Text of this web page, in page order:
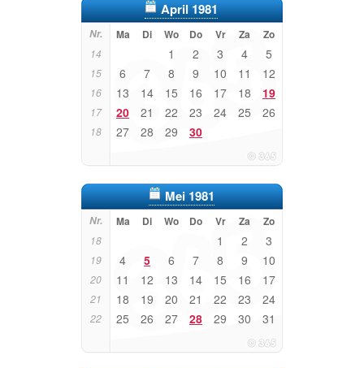
April 1981
Nr. Ma Di Wo Do Vr Za Zo
14 1 2 3 4 5
15 6 7 8 9 10 11 12
16 13 14 15 16 17 18 19
17 20 21 22 23 24 25 26
18 27 28 29 30
Mei 1981
Nr. Ma Di Wo Do Vr Za Zo
18 1 2 3
19 4 5 6 7 8 9 10
20 11 12 13 14 15 16 17
21 18 19 20 21 22 23 24
22 25 26 27 28 29 30 31